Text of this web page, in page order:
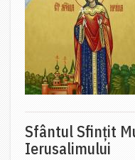
Sfântul Sfinţit
Ierusalimului